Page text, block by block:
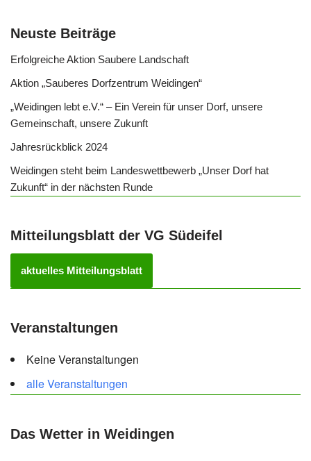
Neuste Beiträge
Erfolgreiche Aktion Saubere Landschaft
Aktion „Sauberes Dorfzentrum Weidingen“
„Weidingen lebt e.V.“ – Ein Verein für unser Dorf, unsere
Gemeinschaft, unsere Zukunft
Jahresrückblick 2024
Weidingen steht beim Landeswettbewerb „Unser Dorf hat
Zukunft“ in der nächsten Runde
Mitteilungsblatt der VG Südeifel
aktuelles Mitteilungsblatt
Veranstaltungen
Keine Veranstaltungen
alle Veranstaltungen
Das Wetter in Weidingen